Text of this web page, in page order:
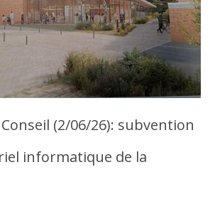
(2/06/26): subvention
informatique de la